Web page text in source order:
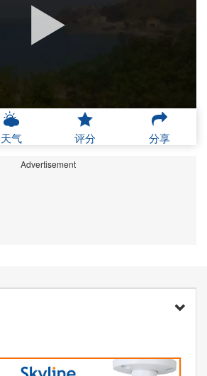
天气 评分 分享
Advertisement